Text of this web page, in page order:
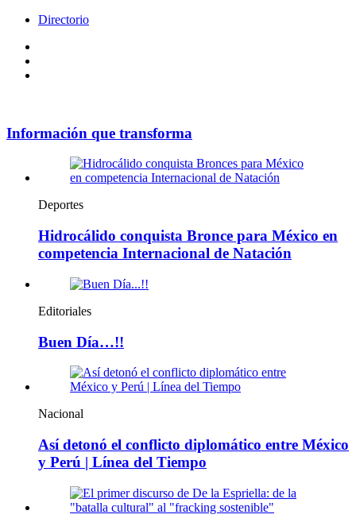
Directorio
Información que transforma
Deportes
Hidrocálido conquista Bronce para México en
competencia Internacional de Natación
Editoriales
Buen Día…!!
Nacional
Así detonó el conflicto diplomático entre México
y Perú | Línea del Tiempo